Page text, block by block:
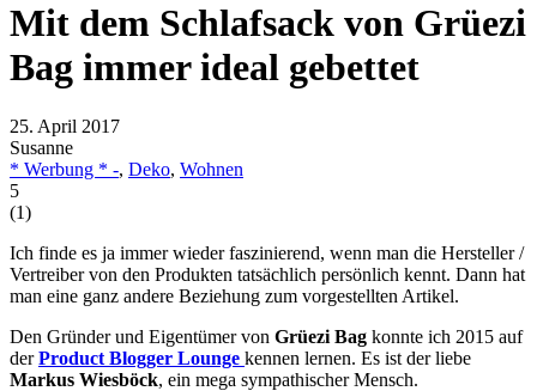
Mit dem Schlafsack von Grüezi
Bag immer ideal gebettet
25. April 2017
Susanne
* Werbung * -, Deko, Wohnen
5
(1)
Ich finde es ja immer wieder faszinierend, wenn man die Hersteller /
Vertreiber von den Produkten tatsächlich persönlich kennt. Dann hat
man eine ganz andere Beziehung zum vorgestellten Artikel.
Den Gründer und Eigentümer von Grüezi Bag konnte ich 2015 auf
derProduct Blogger Lounge kennen lernen. Es ist der liebe
Markus Wiesböck, ein mega sympathischer Mensch.